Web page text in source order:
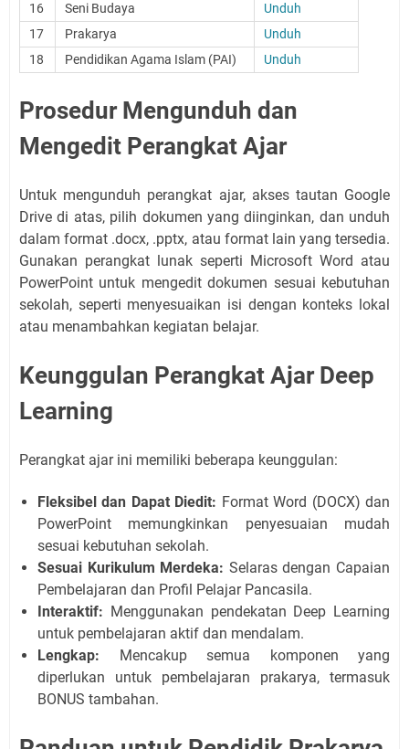
16
Seni Budaya
Unduh
17
Prakarya
Unduh
18
Pendidikan Agama Islam (PAI) Unduh
Prosedur Mengunduh dan
Mengedit Perangkat Ajar
Untuk mengunduh perangkat ajar, akses tautan Google
Drive di atas, pilih dokumen yang diinginkan, dan unduh
dalam format .docx, .pptx, atau format lain yang tersedia.
Gunakan perangkat lunak seperti Microsoft Word atau
PowerPoint untuk mengedit dokumen sesuai kebutuhan
sekolah, seperti menyesuaikan isi dengan konteks lokal
atau menambahkan kegiatan belajar.
Keunggulan Perangkat Ajar Deep
Learning
Perangkat ajar ini memiliki beberapa keunggulan:
Fleksibel dan Dapat Diedit: Format Word (DOCX) dan
PowerPoint memungkinkan penyesuaian mudah
sesuai kebutuhan sekolah.
Sesuai Kurikulum Merdeka: Selaras dengan Capaian
Pembelajaran dan Profil Pelajar Pancasila.
Interaktif: Menggunakan pendekatan Deep Learning
untuk pembelajaran aktif dan mendalam.
Lengkap: Mencakup semua komponen yang
diperlukan untuk pembelajaran prakarya, termasuk
BONUS tambahan.